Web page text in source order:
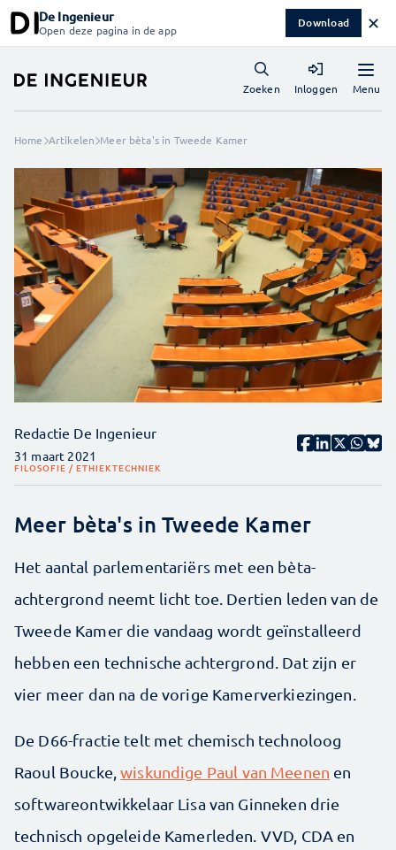
De Ingenieur
Open deze pagina in de app Download ✕
Menu
Zoeken Inloggen
Home Artikelen Meer bèta's in Tweede Kamer
Redactie De Ingenieur
31 maart 2021
FILOSOFIE / ETHIEKTECHNIEK
Meer bèta's in Tweede Kamer
Het aantal parlementariërs met een bèta-
achtergrond neemt licht toe. Dertien leden van de
Tweede Kamer die vandaag wordt geïnstalleerd
hebben een technische achtergrond. Dat zijn er
vier meer dan na de vorige Kamerverkiezingen.
De D66-fractie telt met chemisch technoloog
Raoul Boucke,wiskundige Paul van Meenen en
softwareontwikkelaar Lisa van Ginneken drie
technisch opgeleide Kamerleden. VVD, CDA en